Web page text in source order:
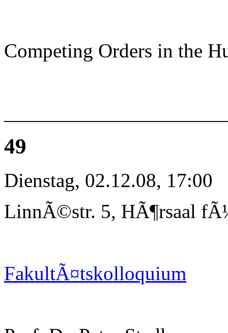
Competing Orders in the
49
Dienstag, 02.12.08, 17:00
LinnÃ©str. 5, HÃ¶rsaal
FakultÃ¤tskolloquium